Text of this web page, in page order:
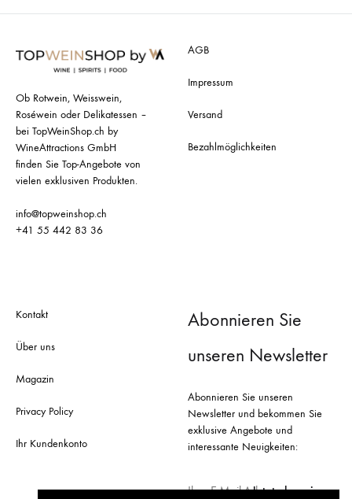
Ob Rotwein, Weisswein,
Roséwein oder Delikatessen –
bei TopWeinShop.ch by
WineAttractions GmbH
finden Sie Top-Angebote von
vielen exklusiven Produkten.
info@topweinshop.ch
+41 55 442 83 36
AGB
Impressum
Versand
Bezahlmöglichkeiten
Kontakt
Über uns
Magazin
Privacy Policy
Ihr Kundenkonto
Abonnieren Sie
unseren Newsletter
Abonnieren Sie unseren
Newsletter und bekommen Sie
exklusive Angebote und
interessante Neuigkeiten: